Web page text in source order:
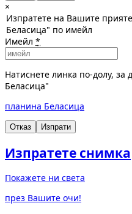
×
Изпратете на Вашите
Беласица" по имейл
Имейл *
Натиснете линка по-долу,
Беласица"
планина Беласица
Отказ Изпрати
Изпратете снимка
Покажете ни света
през Вашите очи!